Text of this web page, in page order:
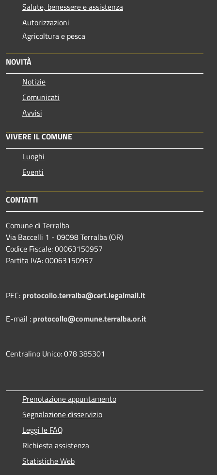
Salute, benessere e assistenza
Autorizzazioni
Agricoltura e pesca
NOVITÀ
Notizie
Comunicati
Avvisi
VIVERE IL COMUNE
Luoghi
Eventi
CONTATTI
Comune di Terralba
Via Baccelli 1 - 09098 Terralba (OR)
Codice Fiscale: 00063150957
Partita IVA: 00063150957
PEC: protocollo.terralba@cert.legalmail.it
E-mail : protocollo@comune.terralba.or.it
Centralino Unico: 078 385301
Prenotazione appuntamento
Segnalazione disservizio
Leggi le FAQ
Richiesta assistenza
Statistiche Web